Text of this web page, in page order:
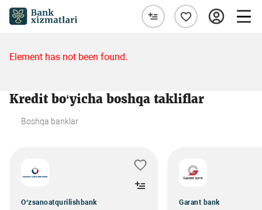
Element has not been found.
Kredit bo‘yicha boshqa takliflar
Boshqa banklar
O‘zsanoatqurilishbank Garant bank